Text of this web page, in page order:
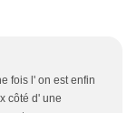
fois l' on est enfin
côté d' une